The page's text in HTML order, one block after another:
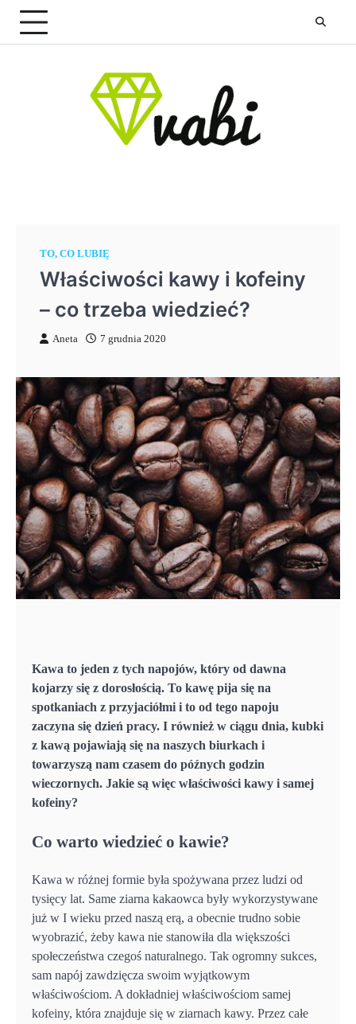
Skip
content
TO, CO LUBIĘ
Właściwości kawy i kofeiny
– co trzeba wiedzieć?
Aneta 7 grudnia 2020
Kawa to jeden z tych napojów, który od dawna
kojarzy się z dorosłością. To kawę pija się na
spotkaniach z przyjaciółmi i to od tego napoju
zaczyna się dzień pracy. I również w ciągu dnia, kubki
z kawą pojawiają się na naszych biurkach i
towarzyszą nam czasem do późnych godzin
wieczornych. Jakie są więc właściwości kawy i samej
kofeiny?
Co warto wiedzieć o kawie?
Kawa w różnej formie była spożywana przez ludzi od
tysięcy lat. Same ziarna kakaowca były wykorzystywane
już w I wieku przed naszą erą, a obecnie trudno sobie
wyobrazić, żeby kawa nie stanowiła dla większości
społeczeństwa czegoś naturalnego. Tak ogromny sukces,
sam napój zawdzięcza swoim wyjątkowym
właściwościom. A dokładniej właściwościom samej
kofeiny, która znajduje się w ziarnach kawy. Przez całe